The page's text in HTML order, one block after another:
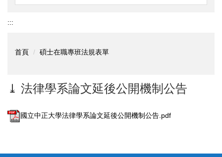
:::
首頁 碩士在職專班法規表單
⤓ 法律學系論文延後公開機制公告
國立中正大學法律學系論文延後公開機制公告.pdf